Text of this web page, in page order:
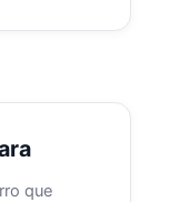
que